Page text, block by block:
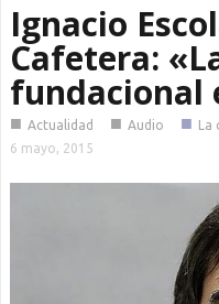
Ignacio
Cafetera:
fundacional
■ Actualidad ■ Audio ■ La
6 mayo, 2015